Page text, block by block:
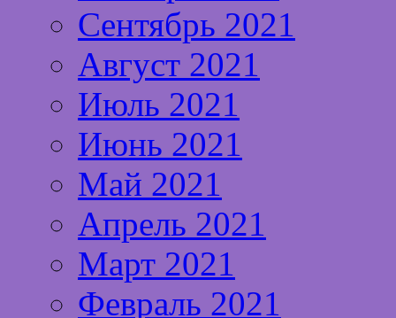
Сентябрь 2021
Август 2021
Июль 2021
Июнь 2021
Май 2021
Апрель 2021
Март 2021
Февраль 2021